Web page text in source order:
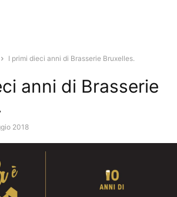
I primi dieci anni di Brasserie Bruxelles.
anni di Brasserie
2018